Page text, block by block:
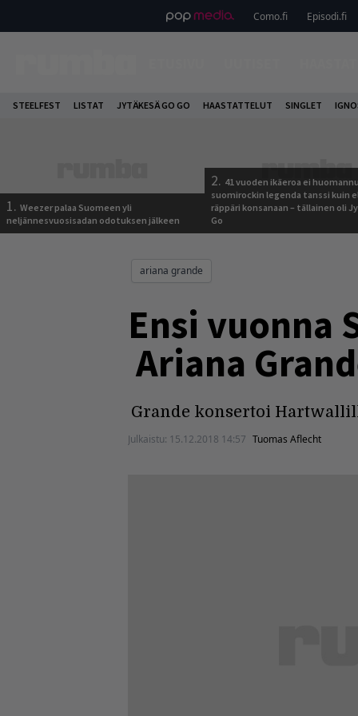
Como.fi Episodi.fi
STEELFEST LISTAT JYTÄKESÄ GO GO HAASTATTELUT SINGLET
1. Weezer palaa Suomeen yli
neljännesvuosisadan odotuksen jälkeen
2. 41 vuoden ikäeroa ei
suomirockin legenda tanssi kuin
räppäri konsanaan – tällainen oli
Go
ariana grande
Ensi vuonna
Ariana
Grande konsertoi
Julkaistu: 15.12.2018 14:57 Tuomas Aflecht